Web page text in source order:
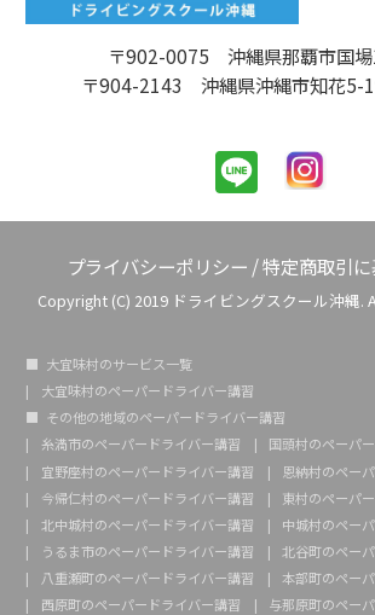
〒902-0075 沖縄県那覇市国
〒904-2143 沖縄県沖縄市知花
プライバシーポリシー /特定商取引
Copyright (C) 2019 ドライビングスクール沖縄.
大宜味村のサービス一覧
大宜味村のペーパードライバー講習
その他の地域のペーパードライバー講習
糸満市のペーパードライバー講習
国頭村のペーパ
宜野座村のペーパードライバー講習
恩納村のペー
今帰仁村のペーパードライバー講習
東村のペーパ
北中城村のペーパードライバー講習
中城村のペー
うるま市のペーパードライバー講習
北谷町のペー
八重瀬町のペーパードライバー講習
本部町のペー
西原町のペーパードライバー講習
与那原町のペー